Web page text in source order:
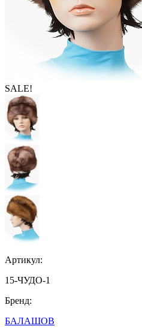
SALE!
Артикул:
15-ЧУДО-1
Бренд:
БАЛАШОВ